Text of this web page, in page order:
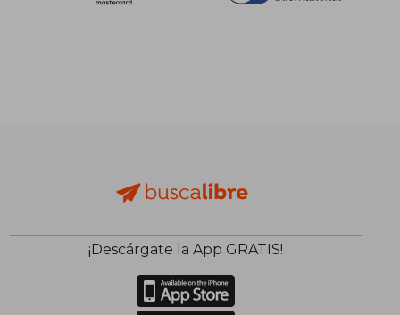
¡Descárgate la App GRATIS!